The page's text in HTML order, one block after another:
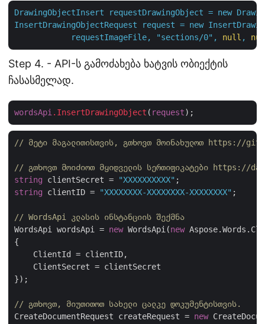
DrawingObjectInsert requestDrawingObject = new
InsertDrawingObjectRequest
request = new
requestImageFile,
"sections/0" , null ,
Step 4. - API-ს გამოძახება ხატვის ობიექტის
ჩასასმელად.
wordsApi .InsertDrawingObject ( request
// მეტი მაგალითისთვის, გთხოვთ მოინახულოთ https://
// გთხოვთ მოიძიოთ მყიდველის სერთიფიკატები https://
string clientSecret = "XXXXXXXXXX"
string clientID = "XXXXXXXX-XXXXXXXX-XXXXXXXX" ;
// WordsApi კლასის ინსტანციის შექმნა
WordsApi wordsApi = new WordsApi(new
{
    ClientId = clientID,
    ClientSecret = clientSecret
});
// გთხოვთ, მიუთითოთ სახელი ცალკე დოკუმენტისთვის.
CreateDocumentRequest createRequest = new